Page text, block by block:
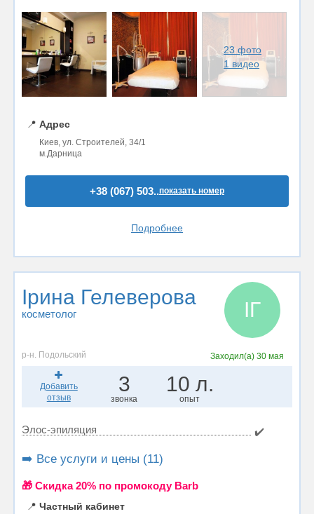
23 фото
1 видео
📍 Адрес
Киев, ул. Строителей, 34/1
м.Дарница
+38 (067) 503..показать номер
Подробнее
Ірина Гелеверова
косметолог ІГ
р-н. Подольский Заходил(а)30 мая
Добавить
отзыв
3
звонка
10 л.
опыт
Элос-эпиляция ✔️
➡️ Все услуги и цены (11)
🎁 Cкидка 20% по промокоду Barb
📍 Частный кабинет